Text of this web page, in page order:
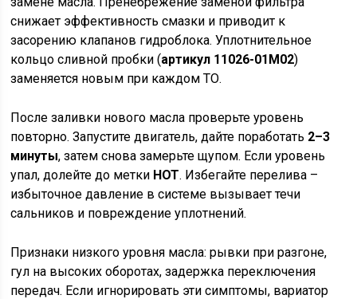
снижает эффективность смазки и приводит к
засорению клапанов гидроблока. Уплотнительное
кольцо сливной пробки (артикул 11026-01M02)
заменяется новым при каждом ТО.
После заливки нового масла проверьте уровень
повторно. Запустите двигатель, дайте поработать 2–3
минуты, затем снова замерьте щупом. Если уровень
упал, долейте до метки HOT. Избегайте перелива –
избыточное давление в системе вызывает течи
сальников и повреждение уплотнений.
Признаки низкого уровня масла: рывки при разгоне,
гул на высоких оборотах, задержка переключения
передач. Если игнорировать эти симптомы, вариатор